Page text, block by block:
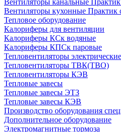
Вентиляторы канальные
Вентиляторы кухонные
Тепловое оборудование
Калориферы для вентиляции
Калориферы КСк водяные
Калориферы КПСк паровые
Тепловентиляторы
Тепловентиляторы ТВК(ТВО)
Тепловентиляторы КЭВ
Тепловые завесы
Тепловые завесы ЭТЗ
Тепловые завесы КЭВ
Производство оборудования
Дополнительное оборудование
Электромагнитные тормоза